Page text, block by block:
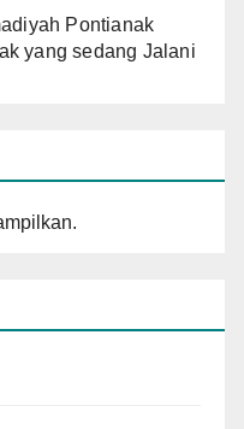
Pontianak
yang sedang Jalani